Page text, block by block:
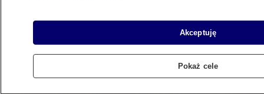
Akceptuję
Pokaż cele